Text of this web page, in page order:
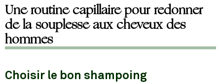
Une routine capillaire pour redonner
de la souplesse aux cheveux des
hommes
Choisir le bon shampoing